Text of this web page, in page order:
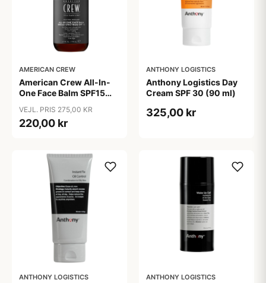
AMERICAN CREW
American Crew All-In-
One Face Balm SPF15
VEJL. PRIS 275,00 KR
220,00 kr
ANTHONY LOGISTICS
Anthony Logistics Day
Cream SPF 30 (90 ml)
325,00 kr
ANTHONY LOGISTICS ANTHONY LOGISTICS